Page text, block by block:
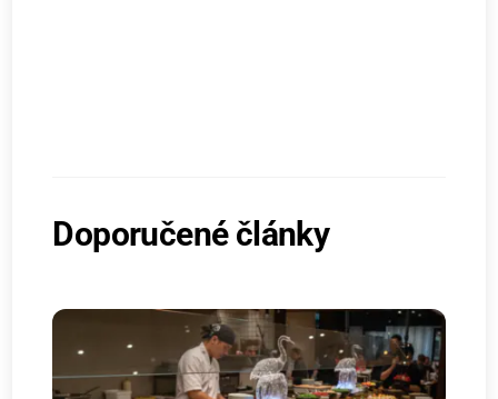
Doporučené články